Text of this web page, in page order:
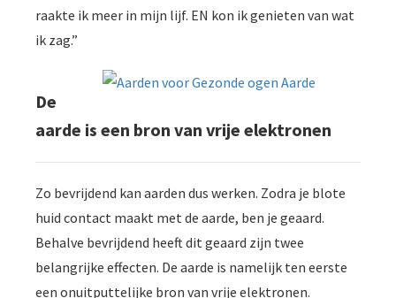
raakte ik meer in mijn lijf. EN kon ik genieten van wat
ik zag.”
De
aarde is een bron van vrije elektronen
Zo bevrijdend kan aarden dus werken. Zodra je blote
huid contact maakt met de aarde, ben je geaard.
Behalve bevrijdend heeft dit geaard zijn twee
belangrijke effecten. De aarde is namelijk ten eerste
een onuitputtelijke bron van vrije elektronen.